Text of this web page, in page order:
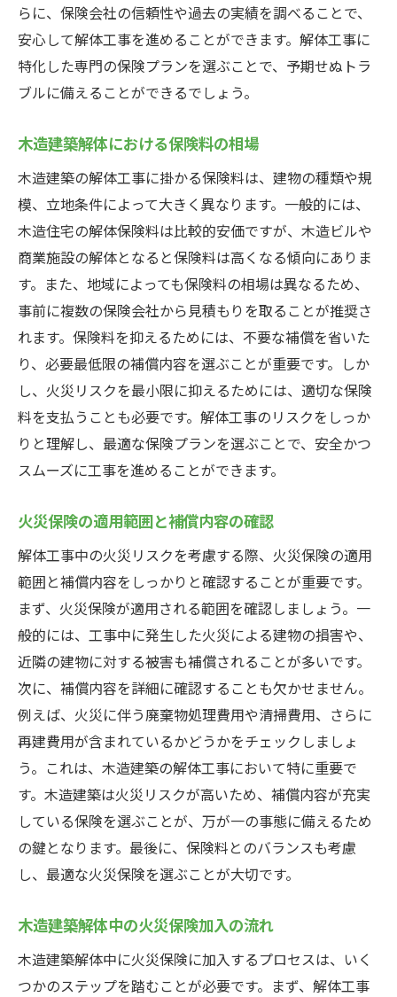
らに、保険会社の信頼性や過去の実績を調べることで、
安心して解体工事を進めることができます。解体工事に
特化した専門の保険プランを選ぶことで、予期せぬトラ
ブルに備えることができるでしょう。
木造建築解体における保険料の相場
木造建築の解体工事に掛かる保険料は、建物の種類や規
模、立地条件によって大きく異なります。一般的には、
木造住宅の解体保険料は比較的安価ですが、木造ビルや
商業施設の解体となると保険料は高くなる傾向にありま
す。また、地域によっても保険料の相場は異なるため、
事前に複数の保険会社から見積もりを取ることが推奨さ
れます。保険料を抑えるためには、不要な補償を省いた
り、必要最低限の補償内容を選ぶことが重要です。しか
し、火災リスクを最小限に抑えるためには、適切な保険
料を支払うことも必要です。解体工事のリスクをしっか
りと理解し、最適な保険プランを選ぶことで、安全かつ
スムーズに工事を進めることができます。
火災保険の適用範囲と補償内容の確認
解体工事中の火災リスクを考慮する際、火災保険の適用
範囲と補償内容をしっかりと確認することが重要です。
まず、火災保険が適用される範囲を確認しましょう。一
般的には、工事中に発生した火災による建物の損害や、
近隣の建物に対する被害も補償されることが多いです。
次に、補償内容を詳細に確認することも欠かせません。
例えば、火災に伴う廃棄物処理費用や清掃費用、さらに
再建費用が含まれているかどうかをチェックしましょ
う。これは、木造建築の解体工事において特に重要で
す。木造建築は火災リスクが高いため、補償内容が充実
している保険を選ぶことが、万が一の事態に備えるため
の鍵となります。最後に、保険料とのバランスも考慮
し、最適な火災保険を選ぶことが大切です。
木造建築解体中の火災保険加入の流れ
木造建築解体中に火災保険に加入するプロセスは、いく
つかのステップを踏むことが必要です。まず、解体工事